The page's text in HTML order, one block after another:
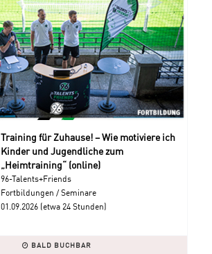
Training für Zuhause! – Wie motiviere ich
Kinder und Jugendliche zum
„Heimtraining“ (online)
96-Talents+Friends
Fortbildungen / Seminare
01.09.2026 (etwa 24 Stunden)
BALD BUCHBAR